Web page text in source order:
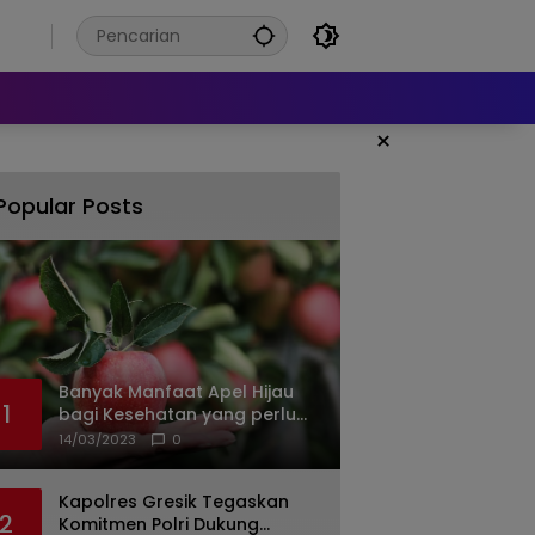
×
Posts
1
Banyak Manfaat Apel Hijau
bagi Kesehatan yang perlu
Anda ketahui
14/03/2023 0
2
Kapolres Gresik Tegaskan
Komitmen Polri Dukung